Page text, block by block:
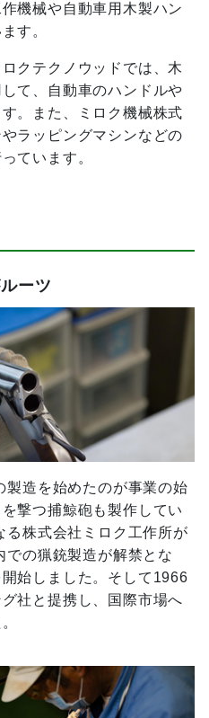
機械や自動車用木製ハン
す。
クテクノウッドでは、木
て、自動車のハンドルや
。また、ミロク機械株式
ラッピングマシンなどの
ています。
ーツ
造を始めたのが事業の始
撃つ捕鯨砲も製作してい
る株式会社ミロク工作所が
の猟銃製造が解禁とな
始しました。そして1966
社と提携し、国際市場へ